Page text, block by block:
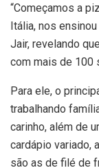
“Começamos a
Itália, nos
Jair, revelando
com mais de 100
Para ele, o
trabalhando
carinho, além de
cardápio variado,
são as de filé de